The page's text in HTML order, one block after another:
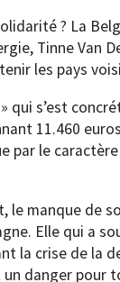
? La
Tinne Van
les pays
qui s’est
11.460
par le
le manque de
Elle qui a
la crise de la
danger pour